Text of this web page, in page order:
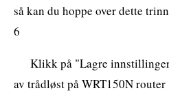
så kan du hoppe over dette
6
Klikk på "Lagre
av trådløst på WRT150N router